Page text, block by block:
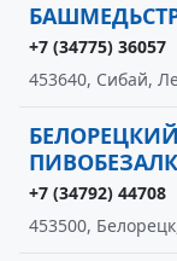
+7 (34775) 36057
453640, Сибай,
+7 (34792) 44708
453500,